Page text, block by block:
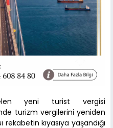
yeni turist vergisi
turizm vergilerini yeniden
rekabetin kıyasıya yaşandığı